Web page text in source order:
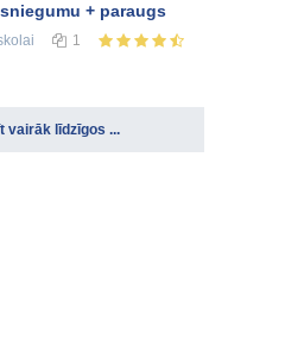
+ paraugs
1
vairāk līdzīgos ...